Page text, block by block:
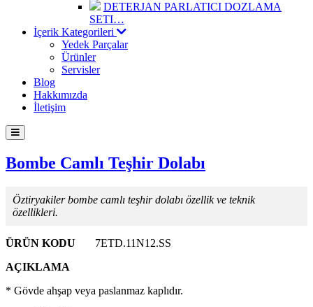
DETERJAN PARLATICI DOZLAMA
SETI…
İçerik Kategorileri
Yedek Parçalar
Ürünler
Servisler
Blog
Hakkımızda
İletişim
Bombe Camlı Teşhir Dolabı
Öztiryakiler bombe camlı teşhir dolabı özellik ve teknik
özellikleri.
ÜRÜN KODU
7ETD.11N12.SS
AÇIKLAMA
* Gövde ahşap veya paslanmaz kaplıdır.